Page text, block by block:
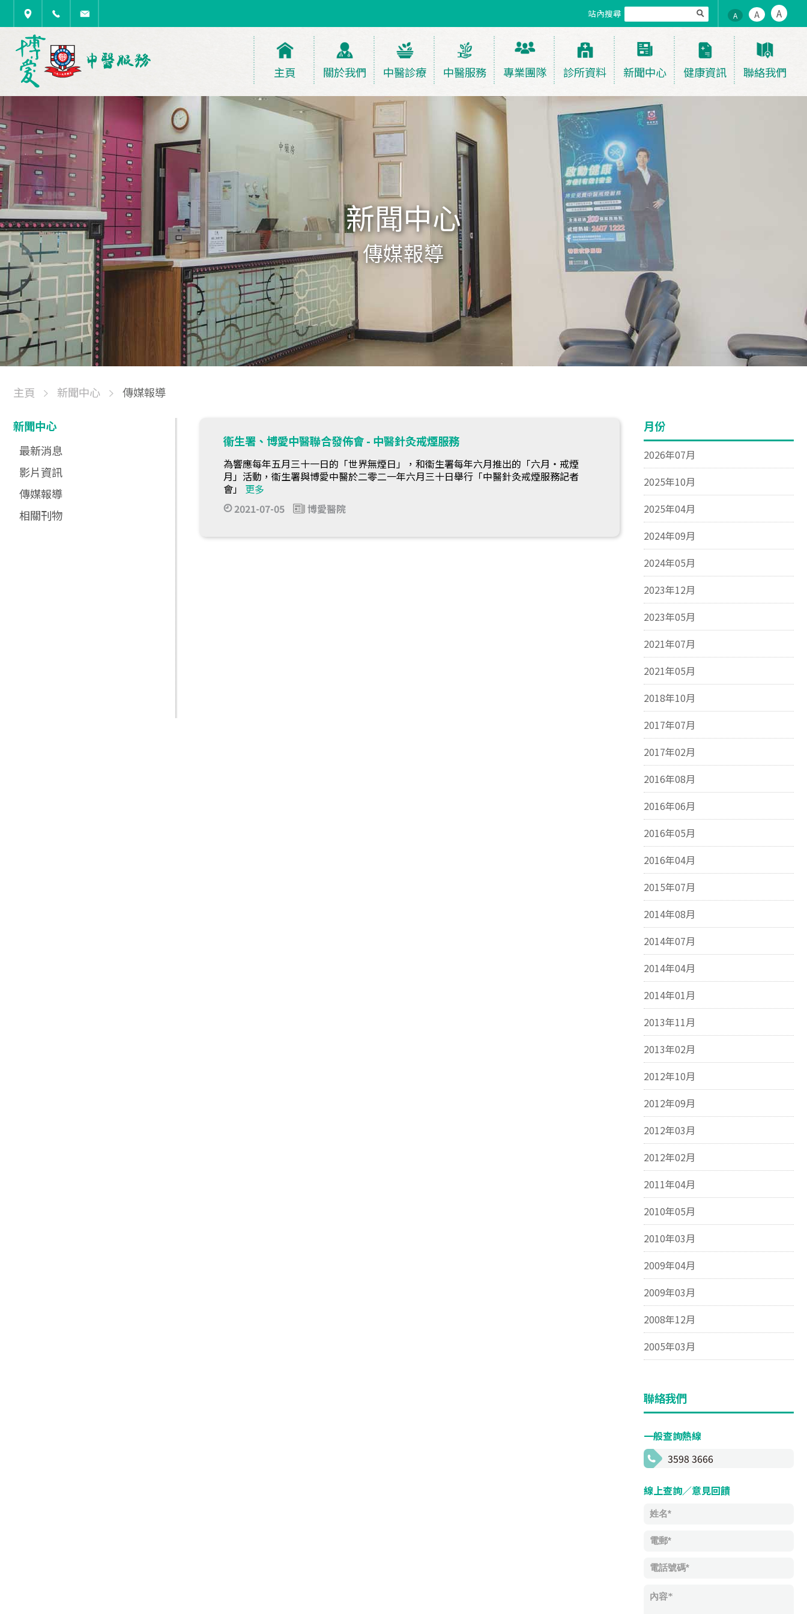
站內搜尋 A A A
主頁 關於我們 中醫診療 中醫服務 專業團隊 診所資料 新聞中心 健康資訊 聯絡我們
新聞中心
傳媒報導
主頁 新聞中心 傳媒報導
新聞中心
最新消息
影片資訊
傳媒報導
相關刊物
衞生署、博愛中醫聯合發佈會 - 中醫針灸戒煙服務
為響應每年五月三十一日的「世界無煙日」，和衞生署每年六月推出的「六月‧戒煙
月」活動，衞生署與博愛中醫於二零二一年六月三十日舉行「中醫針灸戒煙服務記者
會」 更多
2021-07-05
博愛醫院
月份
2026年07月
2025年10月
2025年04月
2024年09月
2024年05月
2023年12月
2023年05月
2021年07月
2021年05月
2018年10月
2017年07月
2017年02月
2016年08月
2016年06月
2016年05月
2016年04月
2015年07月
2014年08月
2014年07月
2014年04月
2014年01月
2013年11月
2013年02月
2012年10月
2012年09月
2012年03月
2012年02月
2011年04月
2010年05月
2010年03月
2009年04月
2009年03月
2008年12月
2005年03月
聯絡我們
一般查詢熱線
3598 3666
線上查詢／意見回饋